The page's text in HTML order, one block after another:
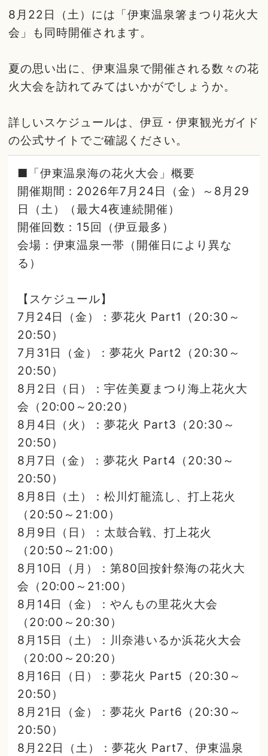
8月22日（土）には「伊東温泉箸まつり花火大
会」も同時開催されます。
夏の思い出に、伊東温泉で開催される数々の花
火大会を訪れてみてはいかがでしょうか。
詳しいスケジュールは、伊豆・伊東観光ガイド
の公式サイトでご確認ください。
■「伊東温泉海の花火大会」概要
開催期間：2026年7月24日（金）～8月29
日（土）（最大4夜連続開催）
開催回数：15回（伊豆最多）
会場：伊東温泉一帯（開催日により異な
る）
【スケジュール】
7月24日（金）：夢花火 Part1（20:30～
20:50）
7月31日（金）：夢花火 Part2（20:30～
20:50）
8月2日（日）：宇佐美夏まつり海上花火大
会（20:00～20:20）
8月4日（火）：夢花火 Part3（20:30～
20:50）
8月7日（金）：夢花火 Part4（20:30～
20:50）
8月8日（土）：松川灯籠流し、打上花火
（20:50～21:00）
8月9日（日）：太鼓合戦、打上花火
（20:50～21:00）
8月10日（月）：第80回按針祭海の花火大
会（20:00～21:00）
8月14日（金）：やんもの里花火大会
（20:00～20:30）
8月15日（土）：川奈港いるか浜花火大会
（20:00～20:20）
8月16日（日）：夢花火 Part5（20:30～
20:50）
8月21日（金）：夢花火 Part6（20:30～
20:50）
8月22日（土）：夢花火 Part7、伊東温泉